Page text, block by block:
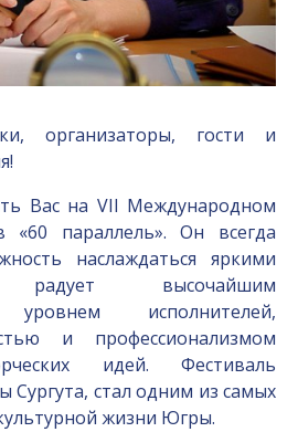
организаторы, гости и
Вас на VII Международном
«60 параллель». Он всегда
наслаждаться яркими
радует высочайшим
уровнем исполнителей,
и профессионализмом
идей. Фестиваль
Сургута, стал одним из самых
жизни Югры.